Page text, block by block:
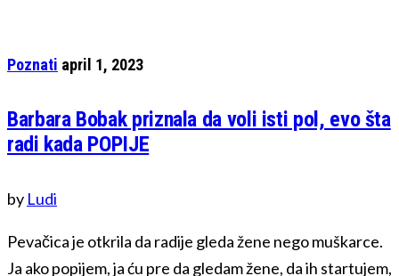
Poznati april 1, 2023
Barbara Bobak priznala da voli isti pol, evo šta
radi kada POPIJE
by Ludi
Pevačica je otkrila da radije gleda žene nego muškarce.
Ja ako popijem, ja ću pre da gledam žene, da ih startujem,